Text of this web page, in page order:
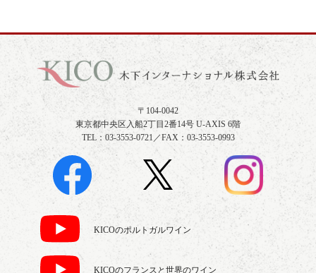
〒104-0042
東京都中央区入船2丁目2番14号 U-AXIS 6階
TEL：03-3553-0721／FAX：03-3553-0993
KICOのポルトガルワイン
KICOのフランスと世界のワイン